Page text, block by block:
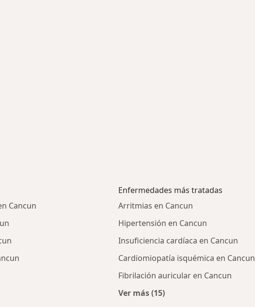
Cancun
Enfermedades más tratadas
Arritmias en Cancun
Hipertensión en Cancun
Insuficiencia cardíaca en Cancun
Cardiomiopatía isquémica en Cancun
Fibrilación auricular en Cancun
Ver más (15)